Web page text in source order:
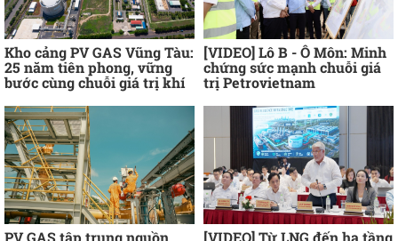
Kho cảng PV GAS Vũng Tàu:
25 năm tiên phong, vững
bước cùng chuỗi giá trị khí
[VIDEO] Lô B - Ô Môn: Minh
chứng sức mạnh chuỗi giá
trị Petrovietnam